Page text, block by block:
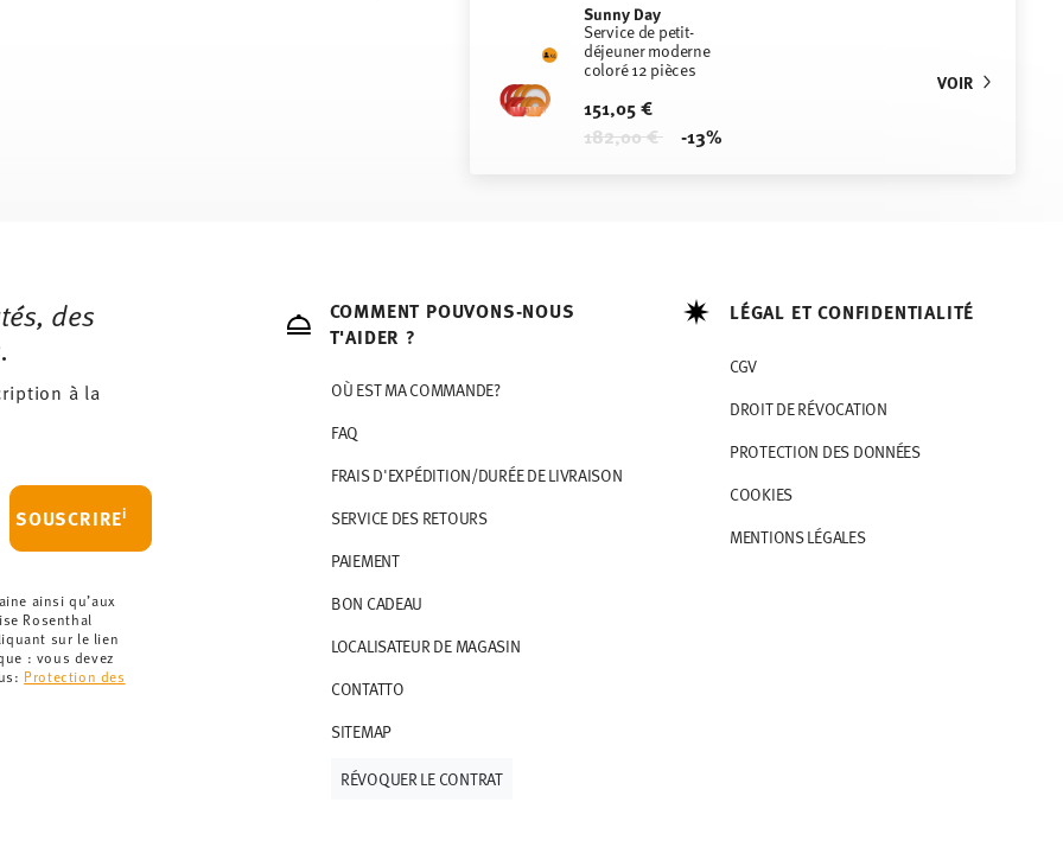
Sunny Day
Service de petit-
déjeuner moderne
coloré 12 pièces
151,05 €
Price reduced from
182,00 €to -13%
VOIR
minimum de commande est de 135
69,90 CHF. Pour toute commande
CHF.
les articles en stock. Vous pouvez consulter
de retour.
des
à la
SOUSCRIREi
ainsi qu’aux
Rosenthal
sur le lien
: vous devez
Protection des
COMMENT POUVONS-NOUS
T'AIDER ?
OÙ EST MA COMMANDE?
FAQ
FRAIS D'EXPÉDITION/DURÉE DE LIVRAISON
SERVICE DES RETOURS
PAIEMENT
BON CADEAU
LOCALISATEUR DE MAGASIN
CONTATTO
SITEMAP
LÉGAL ET CONFIDENTIALITÉ
CGV
DROIT DE RÉVOCATION
PROTECTION DES DONNÉES
COOKIES
MENTIONS LÉGALES
RÉVOQUER LE CONTRAT